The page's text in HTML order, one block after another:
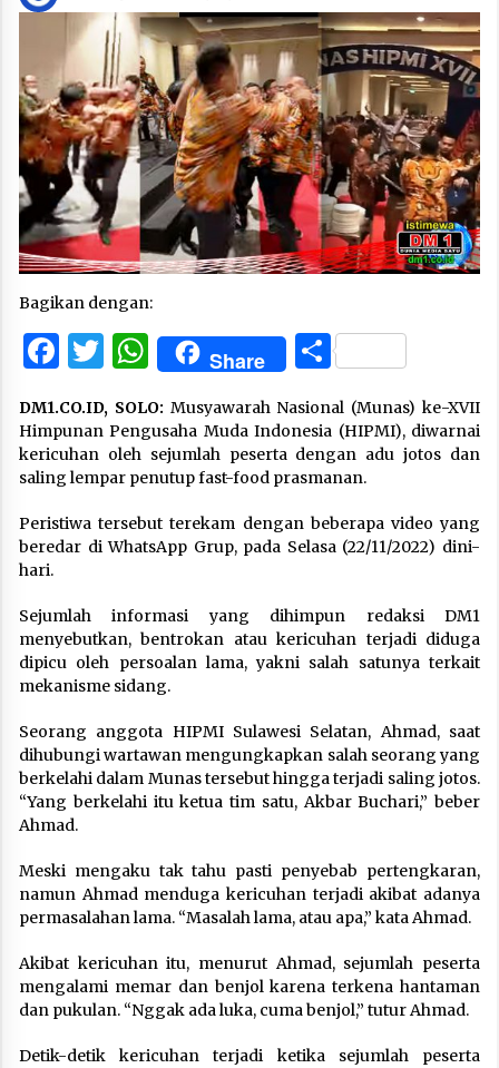
Bagikan dengan:
Facebook
Twitter
WhatsApp
Share Share
DM1.CO.ID, SOLO: Musyawarah Nasional (Munas) ke-XVII
Himpunan Pengusaha Muda Indonesia (HIPMI), diwarnai
kericuhan oleh sejumlah peserta dengan adu jotos dan
saling lempar penutup fast-food prasmanan.
Peristiwa tersebut terekam dengan beberapa video yang
beredar di WhatsApp Grup, pada Selasa (22/11/2022) dini-
hari.
Sejumlah informasi yang dihimpun redaksi DM1
menyebutkan, bentrokan atau kericuhan terjadi diduga
dipicu oleh persoalan lama, yakni salah satunya terkait
mekanisme sidang.
Seorang anggota HIPMI Sulawesi Selatan, Ahmad, saat
dihubungi wartawan mengungkapkan salah seorang yang
berkelahi dalam Munas tersebut hingga terjadi saling jotos.
“Yang berkelahi itu ketua tim satu, Akbar Buchari,” beber
Ahmad.
Meski mengaku tak tahu pasti penyebab pertengkaran,
namun Ahmad menduga kericuhan terjadi akibat adanya
permasalahan lama. “Masalah lama, atau apa,” kata Ahmad.
Akibat kericuhan itu, menurut Ahmad, sejumlah peserta
mengalami memar dan benjol karena terkena hantaman
dan pukulan. “Nggak ada luka, cuma benjol,” tutur Ahmad.
Detik-detik kericuhan terjadi ketika sejumlah peserta